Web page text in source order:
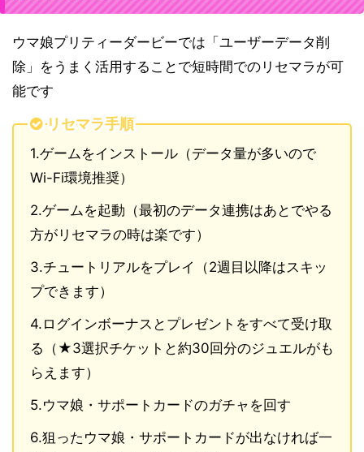
ウマ娘プリティーダービーでは「ユーザーデータ削
除」をうまく活用することで短時間でのリセマラが可
能です
リセマラ手順
1.ゲームをインストール（データ量が多いので
Wi-Fi環境推奨）
2.ゲームを起動（最初のデータ連携はあとでやる
方がリセマラの時は楽です）
3.チュートリアルをプレイ（2週目以降はスキッ
プできます）
4.ログインボーナスとプレゼントをすべて受け取
る（★3選択チケットと約30回分のジュエルがも
らえます）
5.ウマ娘・サポートカードのガチャを回す
6.狙ったウマ娘・サポートカードが出なければ一